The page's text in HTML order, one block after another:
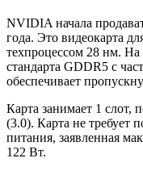
NVIDIA начала
года. Это видеокарта
техпроцессом 28 нм.
стандарта GDDR5 с
обеспечивает
Карта занимает 1 слот,
(3.0). Карта не требует
питания, заявленная
122 Вт.